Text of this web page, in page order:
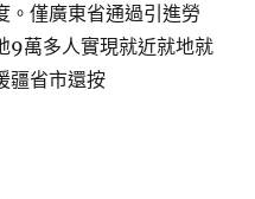
。僅廣東省通過引進勞
9萬多人實現就近就地就
疆省市還按